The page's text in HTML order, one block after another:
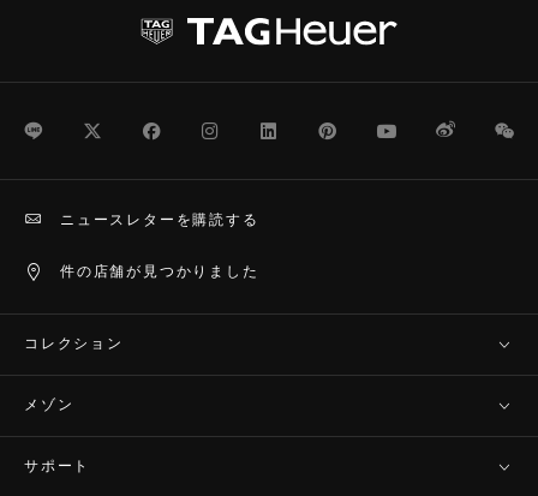
TwitterFacebookInstagramLinkedInPinterestYoutubeWeibo
件の店舗が見つかりました
ニュースレターを購読する
コレクション
メゾン
サポート